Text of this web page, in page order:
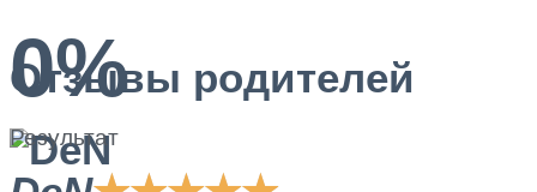
0%
Результат
Отзывы родителей